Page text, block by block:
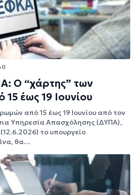
Ο “χάρτης” των
έως 19 Ιουνίου
από 15 έως 19 Ιουνίου από τον
Υπηρεσία Απασχόλησης (ΔΥΠΑ),
το υπουργείο
θα…